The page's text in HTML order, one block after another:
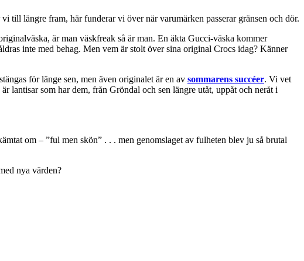
till längre fram, här funderar vi över när varumärken passerar gränsen och dör.
är man väskfreak så är man. En äkta Gucci-väska kommer
inte med behag. Men vem är stolt över sina original Crocs idag? Känner
för länge sen, men även originalet är en av sommarens succéer. Vi vet
lantisar som har dem, från Gröndal och sen längre utåt, uppåt och neråt i
om – ”ful men skön” . . . men genomslaget av fulheten blev ju så brutal
nya värden?